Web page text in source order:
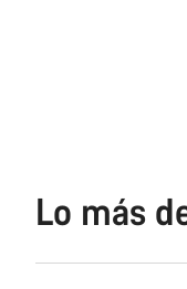
Lo más